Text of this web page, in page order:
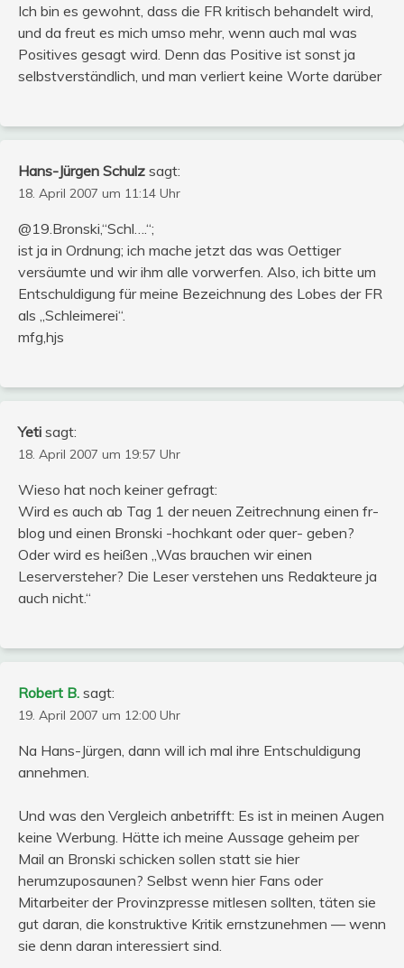
Ich bin es gewohnt, dass die FR kritisch behandelt wird,
und da freut es mich umso mehr, wenn auch mal was
Positives gesagt wird. Denn das Positive ist sonst ja
selbstverständlich, und man verliert keine Worte darüber
Hans-Jürgen Schulz sagt:
18. April 2007 um 11:14 Uhr
@19.Bronski,“Schl….“;
ist ja in Ordnung; ich mache jetzt das was Oettiger
versäumte und wir ihm alle vorwerfen. Also, ich bitte um
Entschuldigung für meine Bezeichnung des Lobes der FR
als „Schleimerei“.
mfg,hjs
Yeti sagt:
18. April 2007 um 19:57 Uhr
Wieso hat noch keiner gefragt:
Wird es auch ab Tag 1 der neuen Zeitrechnung einen fr-
blog und einen Bronski -hochkant oder quer- geben?
Oder wird es heißen „Was brauchen wir einen
Leserversteher? Die Leser verstehen uns Redakteure ja
auch nicht.“
Robert B. sagt:
19. April 2007 um 12:00 Uhr
Na Hans-Jürgen, dann will ich mal ihre Entschuldigung
annehmen.
Und was den Vergleich anbetrifft: Es ist in meinen Augen
keine Werbung. Hätte ich meine Aussage geheim per
Mail an Bronski schicken sollen statt sie hier
herumzuposaunen? Selbst wenn hier Fans oder
Mitarbeiter der Provinzpresse mitlesen sollten, täten sie
gut daran, die konstruktive Kritik ernstzunehmen — wenn
sie denn daran interessiert sind.